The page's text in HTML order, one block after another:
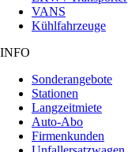
VANS
Kühlfahrzeuge
INFO
Sonderangebote
Stationen
Langzeitmiete
Auto-Abo
Firmenkunden